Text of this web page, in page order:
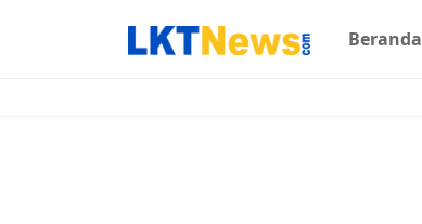
Beranda